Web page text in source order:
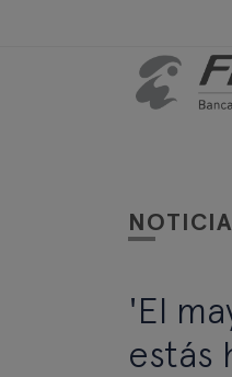
'El
estás